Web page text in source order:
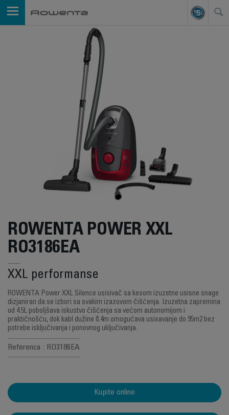
ROWENTA POWER XXL
RO3186EA
XXL performanse
ROWENTA Power XXL Silence usisivač sa kesom izuzetne usisne snage
dizjaniran da se izbori sa svakim izazovom čišćenja. Izuzetna zapremina
od 4.5L poboljšava iskustvo čišćenja sa većom autonomijom i
praktičnošću, dok kabl dužine 8.4m omogućava usisavanje do 95m2 bez
potrebe isključivanja i ponovnog uključivanja.
Referenca : RO3186EA
Kupite online